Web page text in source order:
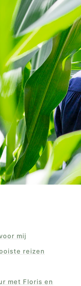
mij
reizen
met Floris en